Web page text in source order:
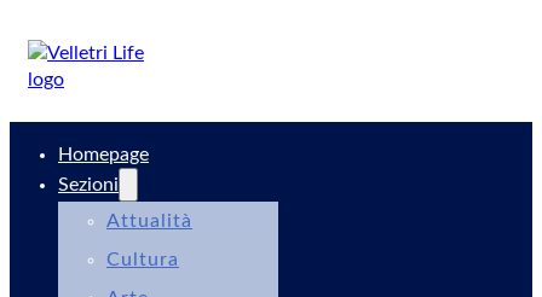
Homepage
Sezioni
Attualità
Cultura